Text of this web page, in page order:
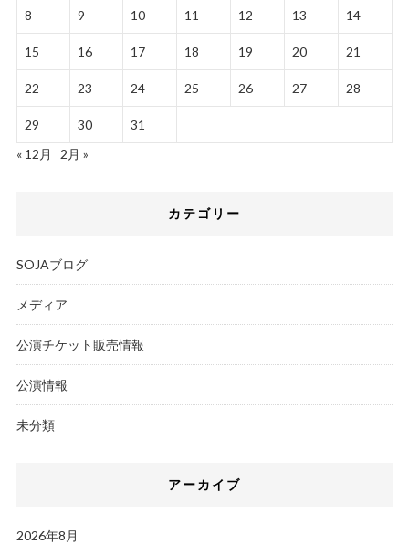
8 9 10 11 12 13 14
15 16 17 18 19 20 21
22 23 24 25 26 27 28
29 30
31
« 12月
2月 »
カテゴリー
SOJAブログ
メディア
公演チケット販売情報
公演情報
未分類
アーカイブ
2026年8月